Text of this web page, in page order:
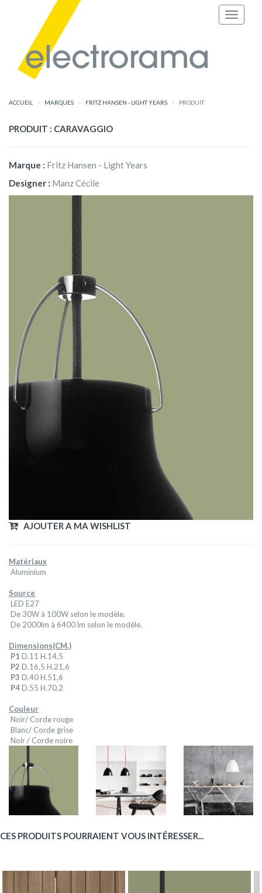
ACCUEIL MARQUES FRITZ HANSEN - LIGHT YEARS PRODUIT
PRODUIT : CARAVAGGIO
Marque : Fritz Hansen - Light Years
Designer : Manz Cécile
AJOUTER A MA WISHLIST
Matériaux
Aluminium
Source
LED E27
De 30W à 100W selon le modèle.
De 2000lm à 6400 lm selon le modèle.
Dimensions(CM.)
P1 D.11 H.14,5
P2 D.16,5 H.21,6
P3 D.40 H.51,6
P4D.55 H.70,2
Couleur
Noir/ Corde rouge
Blanc/ Corde grise
Noir / Corde noire
CES PRODUITS POURRAIENT VOUS INTÉRESSER...